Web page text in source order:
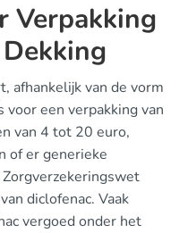
Verpakking
afhankelijk van de vorm
voor een verpakking van
van 4 tot 20 euro,
of er generieke
diclofenac. Vaak
vergoed onder het